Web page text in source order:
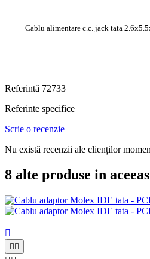
Cablu alimentare c.c. jack tata
Referintă 72733
Referinte specifice
Scrie o recenzie
Nu există recenzii ale clienților
8 alte produse in

